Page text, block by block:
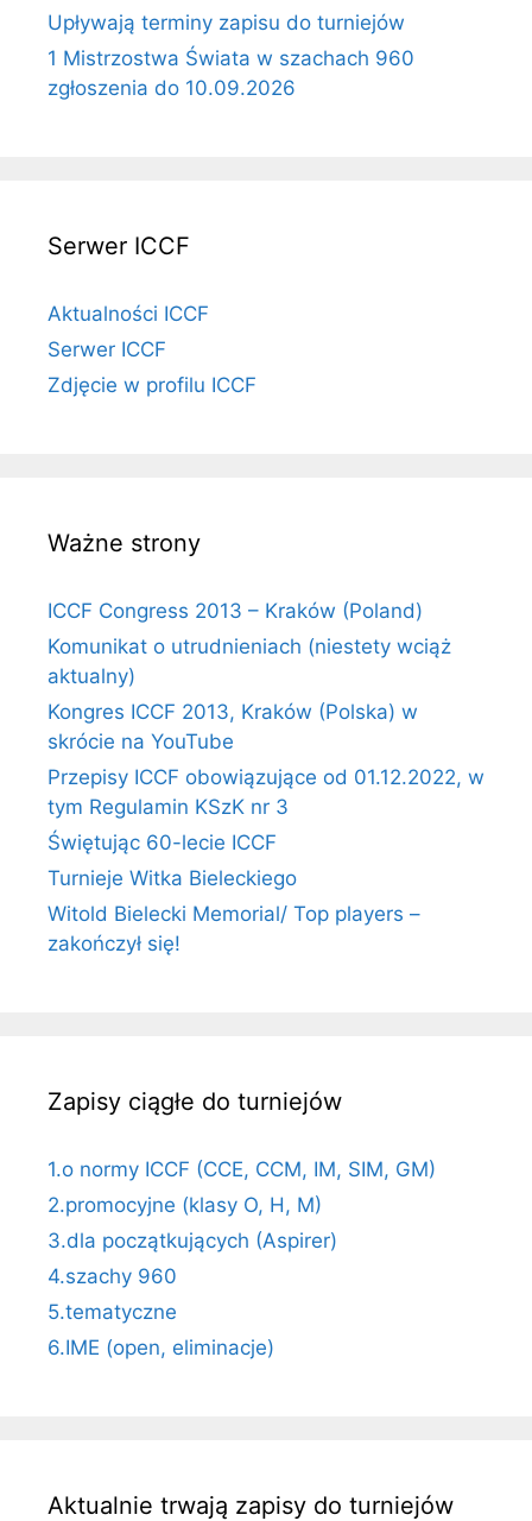
Upływają terminy zapisu do turniejów
1 Mistrzostwa Świata w szachach 960
zgłoszenia do 10.09.2026
Serwer ICCF
Aktualności ICCF
Serwer ICCF
Zdjęcie w profilu ICCF
Ważne strony
ICCF Congress 2013 – Kraków (Poland)
Komunikat o utrudnieniach (niestety wciąż
aktualny)
Kongres ICCF 2013, Kraków (Polska) w
skrócie na YouTube
Przepisy ICCF obowiązujące od 01.12.2022, w
tym Regulamin KSzK nr 3
Świętując 60-lecie ICCF
Turnieje Witka Bieleckiego
Witold Bielecki Memorial/ Top players –
zakończył się!
Zapisy ciągłe do turniejów
1.o normy ICCF (CCE, CCM, IM, SIM, GM)
2.promocyjne (klasy O, H, M)
3.dla początkujących (Aspirer)
4.szachy 960
5.tematyczne
6.IME (open, eliminacje)
Aktualnie trwają zapisy do turniejów